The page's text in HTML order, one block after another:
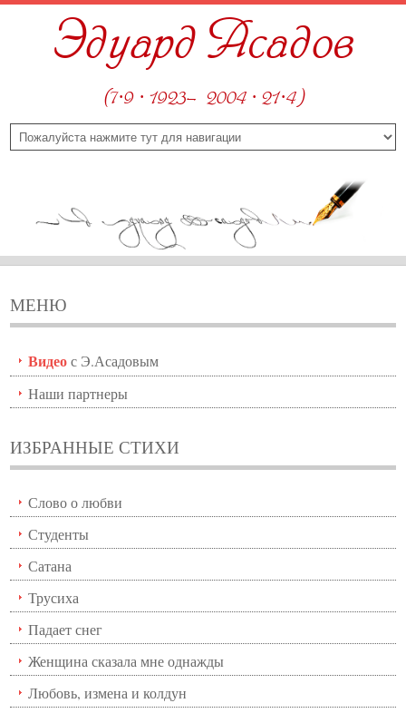
Эдуард Асадов
(7·9 · 1923—2004 · 21·4)
МЕНЮ
Видеос Э.Асадовым
Наши партнеры
ИЗБРАННЫЕ СТИХИ
Слово о любви
Студенты
Сатана
Трусиха
Падает снег
Женщина сказала мне однажды
Любовь, измена и колдун